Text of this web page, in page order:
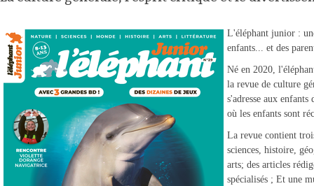
L'éléphant junior :
enfants... et des
Né en 2020,
la revue de culture
s'adresse aux
où les enfants sont
La revue contient
sciences, histoire,
arts; des articles
spécialisés ; Et une